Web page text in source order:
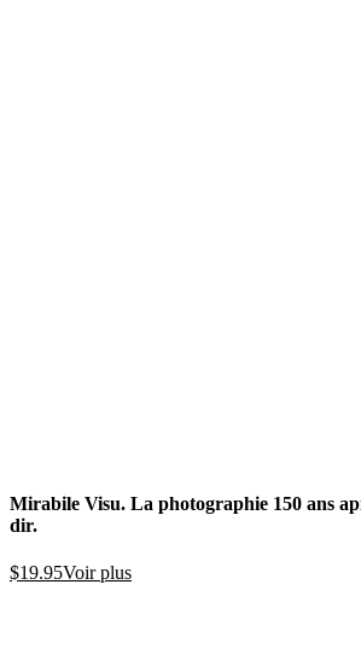
Mirabile Visu. La photographie 150 ans
dir.
$19.95Voir plus